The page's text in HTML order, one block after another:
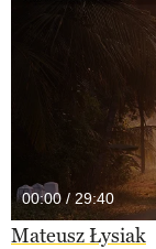
00:00 / 29:40
Mateusz Łysiak